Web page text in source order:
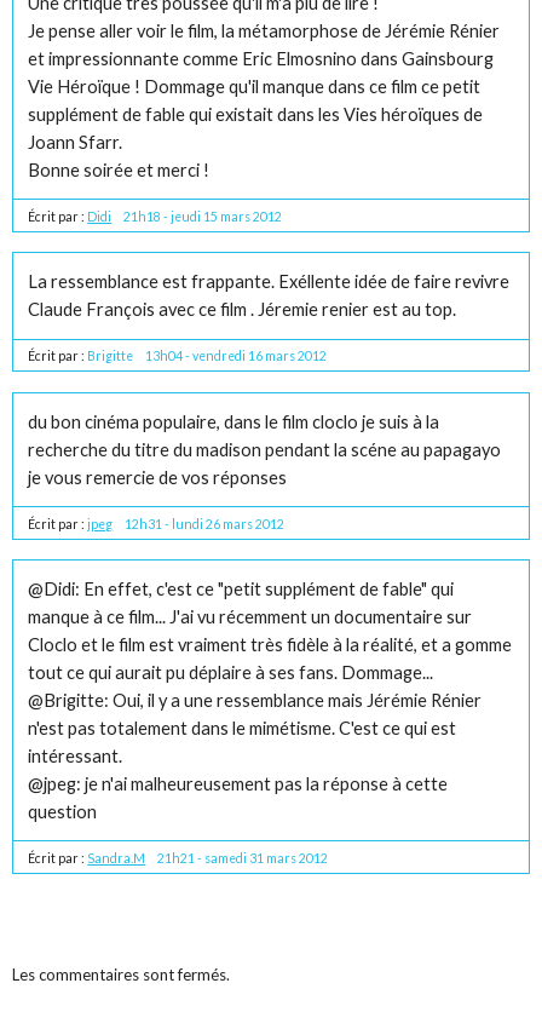
Je pense aller voir le film, la métamorphose de Jérémie Rénier
et impressionnante comme Eric Elmosnino dans Gainsbourg
Vie Héroïque ! Dommage qu'il manque dans ce film ce petit
supplément de fable qui existait dans les Vies héroïques de
Joann Sfarr.
Bonne soirée et merci !
Écrit par : Didi 21h18 -jeudi 15 mars 2012
La ressemblance est frappante. Exéllente idée de faire revivre
Claude François avec ce film . Jéremie renier est au top.
Écrit par : Brigitte 13h04-vendredi 16 mars 2012
du bon cinéma populaire, dans le film cloclo je suis à la
recherche du titre du madison pendant la scéne au papagayo
je vous remercie de vos réponses
Écrit par :jpeg 12h31 - lundi 26 mars 2012
@Didi: En effet, c'est ce "petit supplément de fable" qui
manque à ce film... J'ai vu récemment un documentaire sur
Cloclo et le film est vraiment très fidèle à la réalité, et a gomme
tout ce qui aurait pu déplaire à ses fans. Dommage...
@Brigitte: Oui, il y a une ressemblance mais Jérémie Rénier
n'est pas totalement dans le mimétisme. C'est ce qui est
intéressant.
@jpeg: je n'ai malheureusement pas la réponse à cette
question
Écrit par : Sandra.M 21h21 - samedi 31 mars 2012
Les commentaires sont fermés.